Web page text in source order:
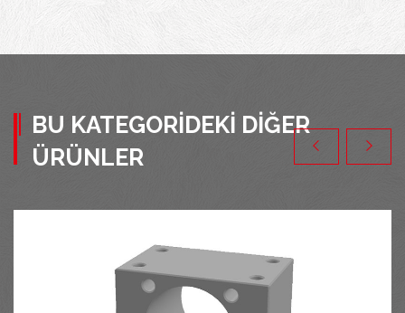
BU KATEGORIDEKI DIĞER
ÜRÜNLER